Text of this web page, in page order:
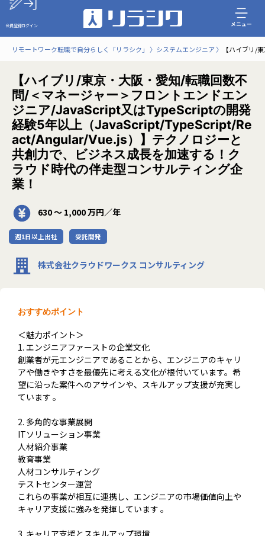
会員登録ログイン メニュー
リモートワーク転職で自分らしく「リラシク」 システムエンジニア 【ハイブリ/
【ハイブリ/東京・大阪・愛知/転職回数不
問/＜マネージャー＞フロントエンドエン
ジニア/JavaScript又はTypeScriptの開発
経験5年以上（JavaScript/TypeScript/Re
act/Angular/Vue.js）】テクノロジーと
共創力で、ビジネス成長を加速する！ク
ラウド時代の伴走型コンサルティング企
業！
630 〜 1,000 万円／年
週1日以上出社 受託開発
株式会社クラウドワークス コンサルティング
おすすめポイント
＜魅力ポイント＞
1. エンジニアファーストの企業文化
創業者が元エンジニアであることから、エンジニアのキャリ
アや働きやすさを最優先に考える文化が根付いています。希
望に沿った案件へのアサインや、スキルアップ支援が充実し
ています 。
2. 多角的な事業展開
ITソリューション事業
人材紹介事業
教育事業
人材コンサルティング
テストセンター運営
これらの事業が相互に連携し、エンジニアの市場価値向上や
キャリア支援に強みを発揮しています 。
3. キャリア支援とスキルアップ環境